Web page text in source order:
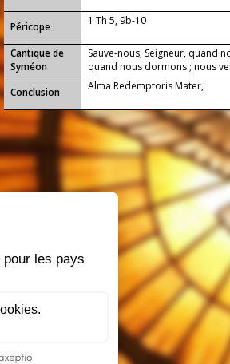
Péricope 1 Th 5, 9b-10
Cantique de
Syméon
Sauve-nous, Seigneur, quand
quand nous dormons ; nous
Conclusion
Alma Redemptoris Mater,